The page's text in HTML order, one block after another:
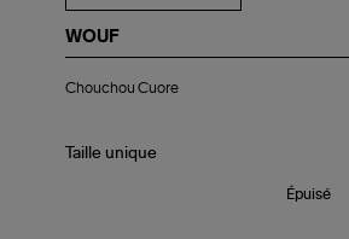
WOUF
Cuore
Chouchou Cuore
Taille unique
Épuisé